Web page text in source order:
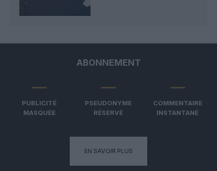
ABONNEMENT
PUBLICITÉ
MASQUÉE
PSEUDONYME
RÉSERVÉ
COMMENTAIRE
INSTANTANÉ
EN SAVOIR PLUS